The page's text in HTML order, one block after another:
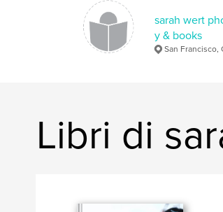
sarah wert
y & books
San Francisco,
Libri di